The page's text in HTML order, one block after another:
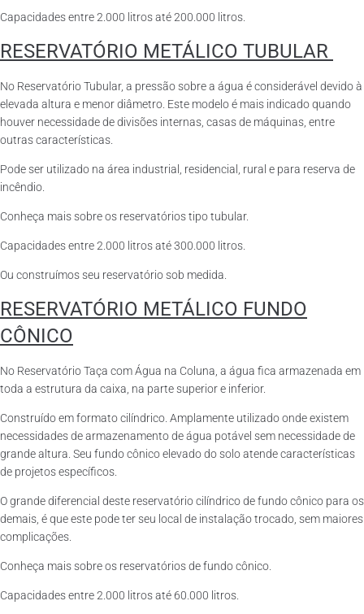
Capacidades entre 2.000 litros até 200.000 litros.
RESERVATÓRIO METÁLICO TUBULAR
No Reservatório Tubular, a pressão sobre a água é considerável devido à
elevada altura e menor diâmetro. Este modelo é mais indicado quando
houver necessidade de divisões internas, casas de máquinas, entre
outras características.
Pode ser utilizado na área industrial, residencial, rural e para reserva de
incêndio.
Conheça mais sobre os reservatórios tipo tubular.
Capacidades entre 2.000 litros até 300.000 litros.
Ou construímos seu reservatório sob medida.
RESERVATÓRIO METÁLICO FUNDO
CÔNICO
No Reservatório Taça com Água na Coluna, a água fica armazenada em
toda a estrutura da caixa, na parte superior e inferior.
Construído em formato cilíndrico. Amplamente utilizado onde existem
necessidades de armazenamento de água potável sem necessidade de
grande altura. Seu fundo cônico elevado do solo atende características
de projetos específicos.
O grande diferencial deste reservatório cilíndrico de fundo cônico para os
demais, é que este pode ter seu local de instalação trocado, sem maiores
complicações.
Conheça mais sobre os reservatórios de fundo cônico.
Capacidades entre 2.000 litros até 60.000 litros.